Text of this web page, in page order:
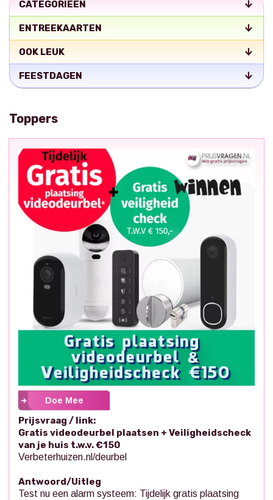
CATEGORIEEN
ENTREEKAARTEN
OOK LEUK
FEESTDAGEN
Toppers
Doe Mee
Prijsvraag / link:
Gratis videodeurbel plaatsen + Veiligheidscheck
van je huis t.w.v. €150
Verbeterhuizen.nl/deurbel
Antwoord/Uitleg
Test nu een alarm systeem: Tijdelijk gratis plaatsing